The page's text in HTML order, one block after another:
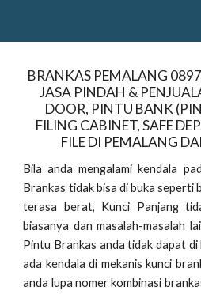
BRANKAS PEMALANG
JASA PINDAH &
DOOR, PINTU BANK
FILING CABINET, SAFE
FILE DI PEMALANG
Bila anda mengalami kendala
Brankas tidak bisa di buka seperti
terasa berat, Kunci Panjang
biasanya dan masalah-masalah
Pintu Brankas anda tidak dapat di
ada kendala di mekanis kunci
anda lupa nomer kombinasi